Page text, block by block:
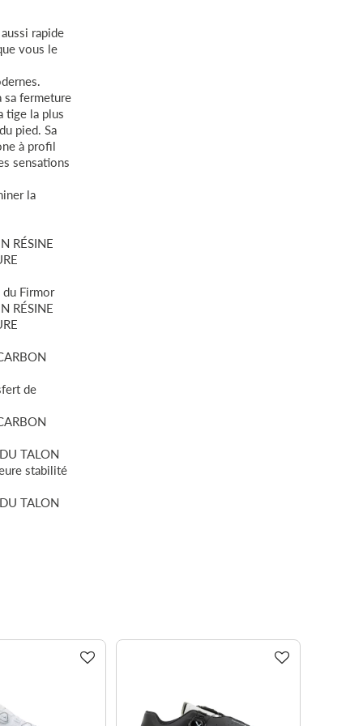
DU TALON
stabilité
DU TALON
rapide
vous le
sa fermeture
tige la plus
pied. Sa
à profil
sensations
la
RÉSINE
Firmor
RÉSINE
de
TALON
stabilité
TALON